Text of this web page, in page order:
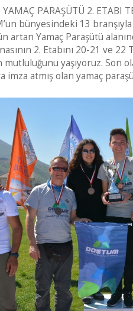
YAMAÇ PARAŞÜTÜ 2. ETABI
bünyesindeki 13
artan Yamaç Paraşütü
2. Etabını 20-21 ve
mutluluğunu yaşıyoruz. Son
imza atmış olan yamaç